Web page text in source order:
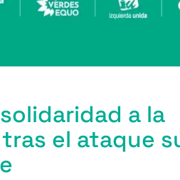
a la
el ataque